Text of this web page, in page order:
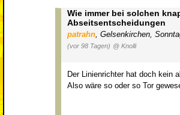
Wie immer bei solchen
Abseitsentscheidungen
patrahn Gelsenkirchen
(vor 98 Tagen) @ Knolli
Der Linienrichter hat doch kein
Also wäre so oder so Tor